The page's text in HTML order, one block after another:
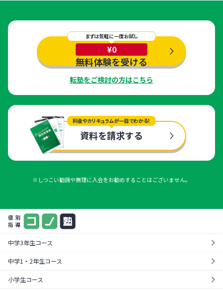
まずは気軽に一度お試し
¥0
無料体験を受ける
転塾をご検討の方はこちら
料金やカリキュラムが一目でわかる！
資料を請求する
※しつこい勧誘や無理に入会をお勧めすることはございません。
中学3年生コース
中学1・2年生コース
小学生コース